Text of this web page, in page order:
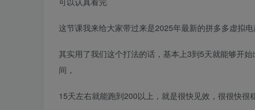
这节课我来给大家带过来是2025年最新的拼多多虚拟电
其实用了我们这个打法的话，基本上3到5天就能够开
间，
15天左右就能跑到200以上，就是很快见效，很很快很